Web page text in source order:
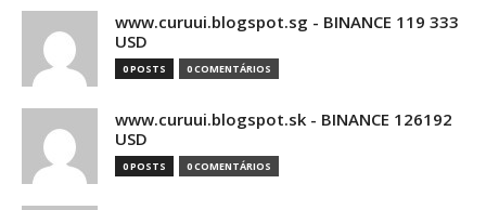
www.curuui.blogspot.sg - BINANCE 119 333
USD
0 POSTS 0 COMENTÁRIOS
www.curuui.blogspot.sk - BINANCE 126192
USD
0 POSTS 0 COMENTÁRIOS